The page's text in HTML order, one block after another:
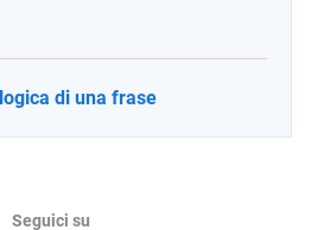
di una frase
Seguici su